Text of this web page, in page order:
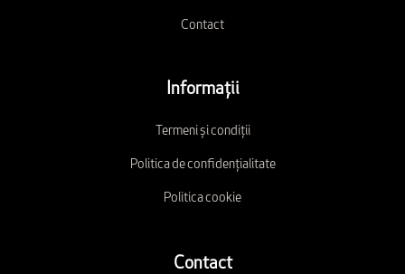
Contact
Informații
Termeni și condiții
Politica de confidențialitate
Politica cookie
Contact